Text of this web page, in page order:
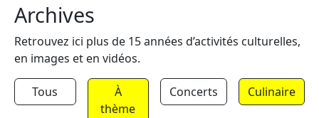
Archives
Retrouvez ici plus de 15 années d’activités culturelles,
en images et en vidéos.
Tous
À
thème
Concerts Culinaire